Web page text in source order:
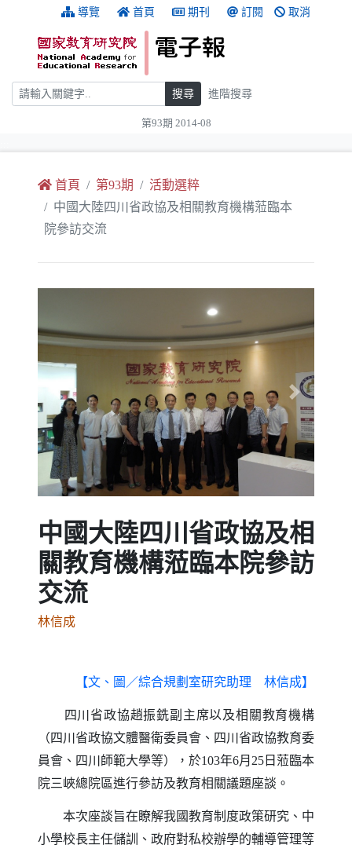
跳到主要內容 導覽 首頁 期刊 訂閱 取消
搜尋 搜尋 進階搜尋
第93期 2014-08
首頁 第93期
活動選粹
中國大陸四川省政協及相關教育機構蒞臨本
院參訪交流
Previous Next
中國大陸四川省政協及相
關教育機構蒞臨本院參訪
交流
林信成
【文、圖／綜合規劃室研究助理 林信成】
四川省政協趙振銑副主席以及相關教育機構
（四川省政協文體醫衛委員會、四川省政協教育委
員會、四川師範大學等），於103年6月25日蒞臨本
院三峽總院區進行參訪及教育相關議題座談。
本次座談旨在瞭解我國教育制度政策研究、中
小學校長主任儲訓、政府對私校辦學的輔導管理等